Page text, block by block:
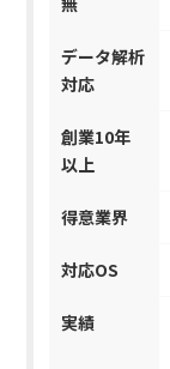
データ解析
対応
創業10年
以上
得意業界
対応OS
実績